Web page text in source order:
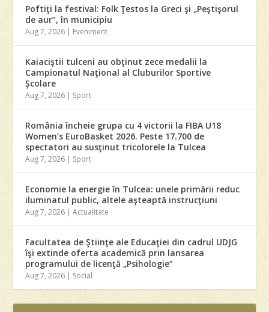
Poftiţi la festival: Folk Ţestos la Greci şi „Peştişorul
de aur”, în municipiu
Aug 7, 2026 | Eveniment
Kaiaciştii tulceni au obţinut zece medalii la
Campionatul Naţional al Cluburilor Sportive
Şcolare
Aug 7, 2026 | Sport
România încheie grupa cu 4 victorii la FIBA U18
Women’s EuroBasket 2026. Peste 17.700 de
spectatori au susţinut tricolorele la Tulcea
Aug 7, 2026 | Sport
Economie la energie în Tulcea: unele primării reduc
iluminatul public, altele aşteaptă instrucţiuni
Aug 7, 2026 |Actualitate
Facultatea de Ştiinţe ale Educaţiei din cadrul UDJG
îşi extinde oferta academică prin lansarea
programului de licenţă „Psihologie”
Aug 7, 2026 | Social